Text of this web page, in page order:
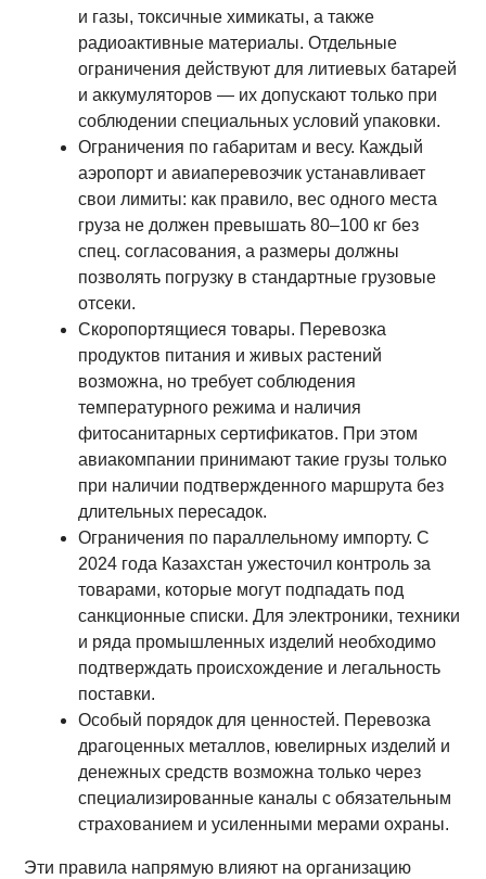
и газы, токсичные химикаты, а также
радиоактивные материалы. Отдельные
ограничения действуют для литиевых батарей
и аккумуляторов — их допускают только при
соблюдении специальных условий упаковки.
Ограничения по габаритам и весу. Каждый
аэропорт и авиаперевозчик устанавливает
свои лимиты: как правило, вес одного места
груза не должен превышать 80–100 кг без
спец. согласования, а размеры должны
позволять погрузку в стандартные грузовые
отсеки.
Скоропортящиеся товары. Перевозка
продуктов питания и живых растений
возможна, но требует соблюдения
температурного режима и наличия
фитосанитарных сертификатов. При этом
авиакомпании принимают такие грузы только
при наличии подтвержденного маршрута без
длительных пересадок.
Ограничения по параллельному импорту. С
2024 года Казахстан ужесточил контроль за
товарами, которые могут подпадать под
санкционные списки. Для электроники, техники
и ряда промышленных изделий необходимо
подтверждать происхождение и легальность
поставки.
Особый порядок для ценностей. Перевозка
драгоценных металлов, ювелирных изделий и
денежных средств возможна только через
специализированные каналы с обязательным
страхованием и усиленными мерами охраны.
Эти правила напрямую влияют на организацию